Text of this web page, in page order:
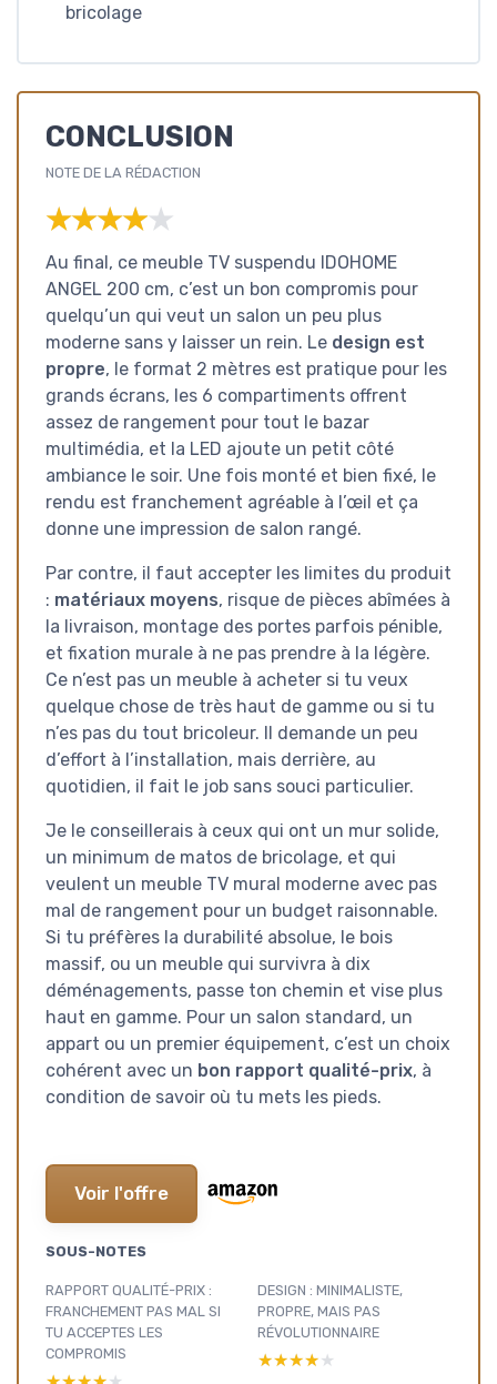
bricolage
CONCLUSION
NOTE DE LA RÉDACTION
★★★★★
★★★★★
Au final, ce meuble TV suspendu IDOHOME
ANGEL 200 cm, c’est un bon compromis pour
quelqu’un qui veut un salon un peu plus
moderne sans y laisser un rein. Le design est
propre, le format 2 mètres est pratique pour les
grands écrans, les 6 compartiments offrent
assez de rangement pour tout le bazar
multimédia, et la LED ajoute un petit côté
ambiance le soir. Une fois monté et bien fixé, le
rendu est franchement agréable à l’œil et ça
donne une impression de salon rangé.
Par contre, il faut accepter les limites du produit
: matériaux moyens, risque de pièces abîmées à
la livraison, montage des portes parfois pénible,
et fixation murale à ne pas prendre à la légère.
Ce n’est pas un meuble à acheter si tu veux
quelque chose de très haut de gamme ou si tu
n’es pas du tout bricoleur. Il demande un peu
d’effort à l’installation, mais derrière, au
quotidien, il fait le job sans souci particulier.
Je le conseillerais à ceux qui ont un mur solide,
un minimum de matos de bricolage, et qui
veulent un meuble TV mural moderne avec pas
mal de rangement pour un budget raisonnable.
Si tu préfères la durabilité absolue, le bois
massif, ou un meuble qui survivra à dix
déménagements, passe ton chemin et vise plus
haut en gamme. Pour un salon standard, un
appart ou un premier équipement, c’est un choix
cohérent avec un bon rapport qualité-prix, à
condition de savoir où tu mets les pieds.
Voir l'offre
SOUS-NOTES
RAPPORT QUALITÉ-PRIX :
FRANCHEMENT PAS MAL SI
TU ACCEPTES LES
COMPROMIS
DESIGN : MINIMALISTE,
PROPRE, MAIS PAS
RÉVOLUTIONNAIRE
★★★★★
★★★★★